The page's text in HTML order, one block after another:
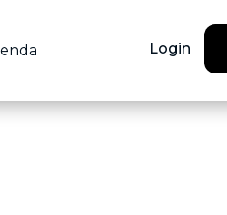
Login